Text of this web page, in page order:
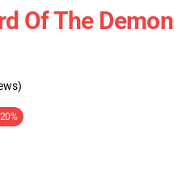
Of The Demon